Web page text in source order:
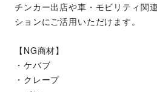
チンカー出店や車・モビリティ関
ションにご活用いただけます。
【NG商材】
・ケバブ
・クレープ